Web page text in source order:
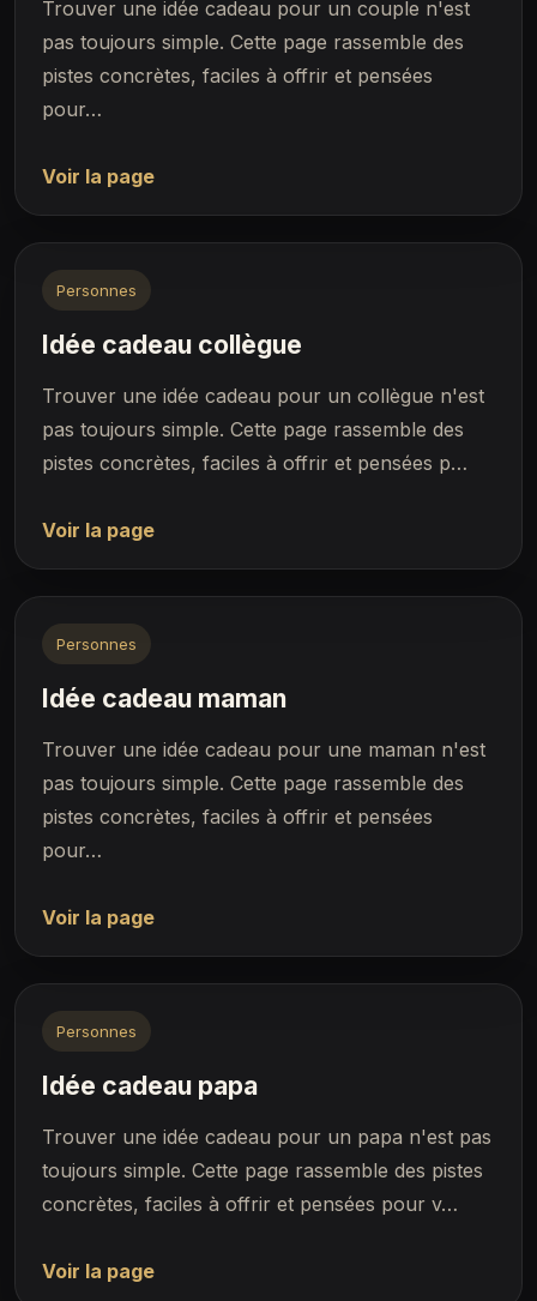
Trouver une idée cadeau pour un couple n'est
pas toujours simple. Cette page rassemble des
pistes concrètes, faciles à offrir et pensées
pour…
Voir la page
Personnes
Idée cadeau collègue
Trouver une idée cadeau pour un collègue n'est
pas toujours simple. Cette page rassemble des
pistes concrètes, faciles à offrir et pensées p…
Voir la page
Personnes
Idée cadeau maman
Trouver une idée cadeau pour une maman n'est
pas toujours simple. Cette page rassemble des
pistes concrètes, faciles à offrir et pensées
pour…
Voir la page
Personnes
Idée cadeau papa
Trouver une idée cadeau pour un papa n'est pas
toujours simple. Cette page rassemble des pistes
concrètes, faciles à offrir et pensées pour v…
Voir la page